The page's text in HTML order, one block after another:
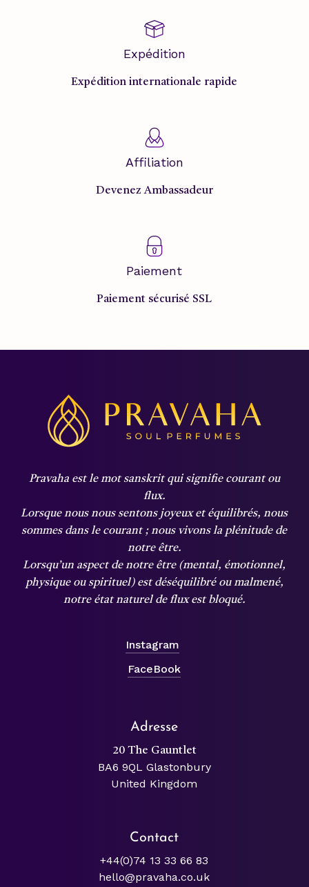
Expédition
Expédition internationale rapide
Affiliation
Devenez Ambassadeur
Paiement
Paiement sécurisé SSL
Pravaha est le mot sanskrit qui signifie courant ou
flux.
Lorsque nous nous sentons joyeux et équilibrés, nous
sommes dans le courant ;nous vivons la plénitude de
notre être.
Lorsqu’un aspect de notre être (mental, émotionnel,
physique ou spirituel) est déséquilibré ou malmené,
notre état naturel de flux est bloqué.
Instagram
FaceBook
Adresse
20 The Gauntlet
BA6 9QL Glastonbury
United Kingdom
Contact
+44(0)74 13 33 66 83
hello@pravaha.co.uk